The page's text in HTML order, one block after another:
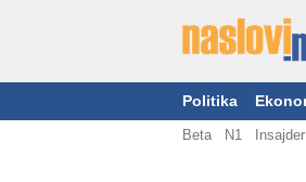
Politika
Beta N1 Insajder